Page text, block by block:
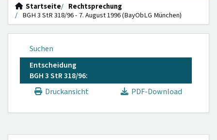
Startseite
Rechtsprechung
BGH 3 StR 318/96 - 7. August 1996 (BayObLG München)
Suchen
Entscheidung
BGH 3 StR 318/96:
Druckansicht
PDF-Download